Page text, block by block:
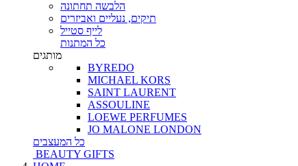
הלבשה תחתונה
תיקים, נעליים ואביזרים
לייף סטייל
כל המתנות
מותגים
BYREDO
MICHAEL KORS
SAINT LAURENT
ASSOULINE
LOEWE PERFUMES
JO MALONE LONDON
כל המעצבים
BEAUTY GIFTS